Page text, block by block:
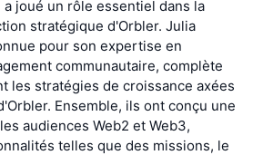
joué un rôle essentiel dans la
stratégique d'Orbler. Julia
pour son expertise en
communautaire, complète
les stratégies de croissance axées
Ensemble, ils ont conçu une
audiences Web2 et Web3,
telles que des missions, le